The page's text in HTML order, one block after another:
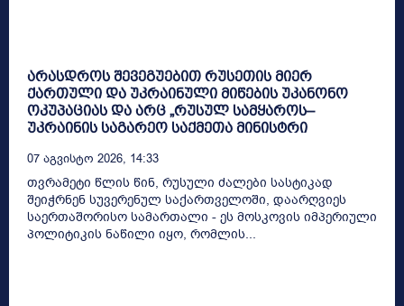
არასდროს შევეგუებით რუსეთის მიერ
ქართული და უკრაინული მიწების უკანონო
ოკუპაციას და არც „რუსულ სამყაროს–
უკრაინის საგარეო საქმეთა მინისტრი
07 Აგვისტო 2026, 14:33
თვრამეტი წლის წინ, რუსული ძალები სასტიკად
შეიჭრნენ სუვერენულ საქართველოში, დაარღვიეს
საერთაშორისო სამართალი - ეს მოსკოვის იმპერიული
პოლიტიკის ნაწილი იყო, რომლის...